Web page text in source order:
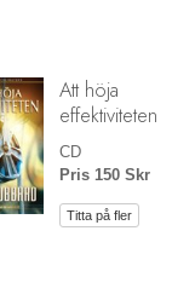
Att höja
effektiviteten
CD
Pris 150 Skr
Titta på fler